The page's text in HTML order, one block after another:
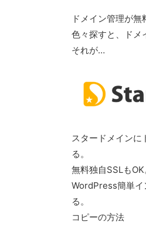
ドメイン管理が
色々探すと、ドメ
それが…
スタードメイン
る。
無料独自SSLもOK
WordPress簡単イ
る。
コピーの方法